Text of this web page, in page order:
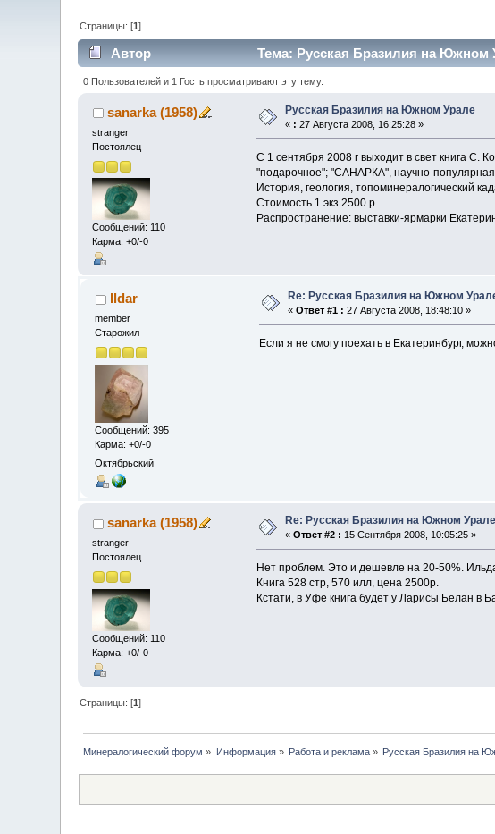
Страницы: [1]
Автор Тема: Русская Бразилия на Южном
0 Пользователей и 1 Гость просматривают эту тему.
sanarka (1958)
stranger
Постоялец
Сообщений: 110
Карма: +0/-0
Русская Бразилия на Южном Урале
« : 27 Августа 2008, 16:25:28 »
С 1 сентября 2008 г выходит в свет книга С.
"подарочное"; "САНАРКА", научно-
История, геология, топоминералогический
Стоимость 1 экз 2500 р.
Распространение: выставки-ярмарки
Ildar
member
Старожил
Сообщений: 395
Карма: +0/-0
Октябрьский
Re: Русская Бразилия на Южном
«Ответ #1 : 27 Августа 2008, 18:48:10 »
Если я не смогу поехать в Екатеринбург,
sanarka (1958)
stranger
Постоялец
Сообщений: 110
Карма: +0/-0
Re: Русская Бразилия на Южном Урале
«Ответ #2 : 15 Сентября 2008, 10:05:25 »
Нет проблем. Это и дешевле на 20-50%.
Книга 528 стр, 570 илл, цена 2500р.
Кстати, в Уфе книга будет у Ларисы Белан в
Страницы: [1]
Минералогический форум » Информация» Работа и реклама » Русская Бразилия на